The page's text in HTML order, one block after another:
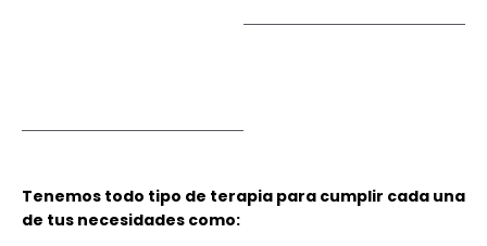
Tenemos todo tipo de terapia para cumplir cada una
de tus necesidades como: